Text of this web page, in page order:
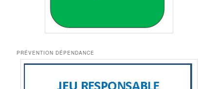
PRÉVENTION DÉPENDANCE